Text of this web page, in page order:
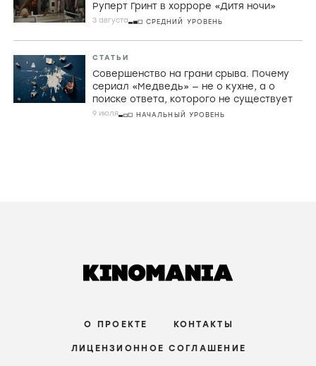
Руперт Гринт в хорроре «Дитя ночи»
3 августа СРЕДНИЙ УРОВЕНЬ
СТАТЬИ
Совершенство на грани срыва. Почему
сериал «Медведь» — не о кухне, а о
поиске ответа, которого не существует
9 июля НАЧАЛЬНЫЙ УРОВЕНЬ
О ПРОЕКТЕ КОНТАКТЫ
ЛИЦЕНЗИОННОЕ СОГЛАШЕНИЕ